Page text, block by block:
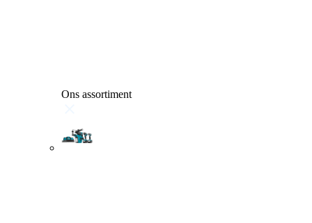
Ons assortiment